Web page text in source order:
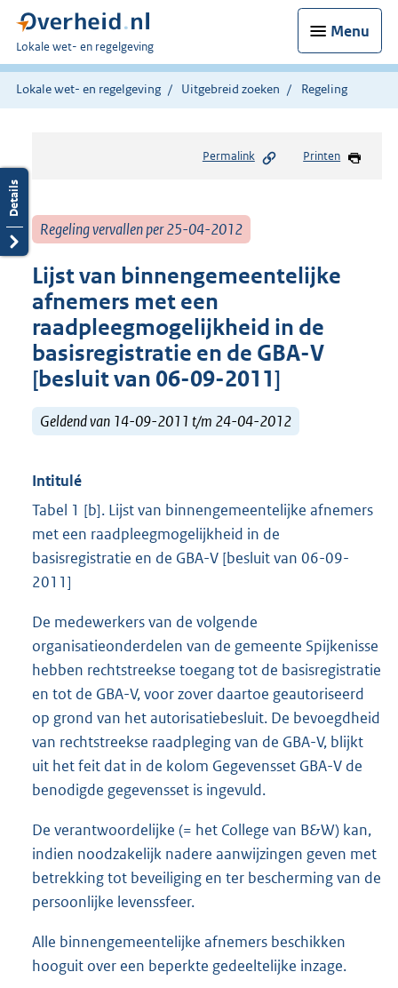
Menu
U
bent
hier:
Lokale wet- en regelgeving
Lokale wet- en regelgeving Uitgebreid zoeken Regeling
Permalink Printen
Regeling vervallen per 25-04-2012
Lijst van binnengemeentelijke
afnemers met een
raadpleegmogelijkheid in de
basisregistratie en de GBA-V
[besluit van 06-09-2011]
Geldend van 14-09-2011 t/m 24-04-2012
Intitulé
Tabel 1 [b]. Lijst van binnengemeentelijke afnemers
met een raadpleegmogelijkheid in de
basisregistratie en de GBA-V [besluit van 06-09-
2011]
De medewerkers van de volgende
organisatieonderdelen van de gemeente Spijkenisse
hebben rechtstreekse toegang tot de basisregistratie
en tot de GBA-V, voor zover daartoe geautoriseerd
op grond van het autorisatiebesluit. De bevoegdheid
van rechtstreekse raadpleging van de GBA-V, blijkt
uit het feit dat in de kolom Gegevensset GBA-V de
benodigde gegevensset is ingevuld.
De verantwoordelijke (= het College van B&W) kan,
indien noodzakelijk nadere aanwijzingen geven met
betrekking tot beveiliging en ter bescherming van de
persoonlijke levenssfeer.
Alle binnengemeentelijke afnemers beschikken
hooguit over een beperkte gedeeltelijke inzage.